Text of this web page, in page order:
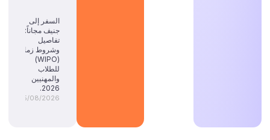
السفر إلى
جنيف مجاناً:
تفاصيل
وشروط زمالة
(WIPO)
للطلاب
والمهنيين
2026.
05/08/2026